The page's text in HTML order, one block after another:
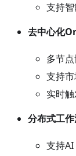
支持
去中心化
多节
支持
实时
分布式工
支持